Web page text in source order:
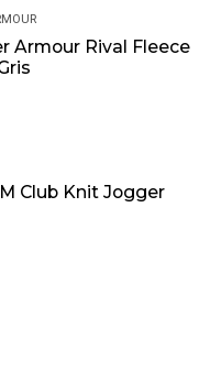
Armour Rival Fleece
Club Knit Jogger